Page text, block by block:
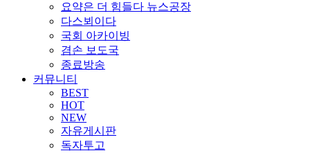
요약은 더 힘들다 뉴스공장
다스뵈이다
국회 아카이빙
겸손 보도국
종료방송
커뮤니티
BEST
HOT
NEW
자유게시판
독자투고